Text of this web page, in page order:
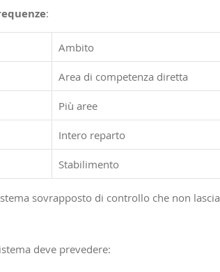
:
Ambito
Area di competenza diretta
Più aree
Intero reparto
Stabilimento
sovrapposto di controllo che non lascia
deve prevedere: